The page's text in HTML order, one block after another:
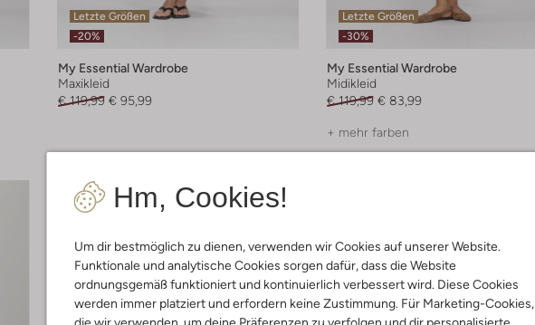
Hm, Cookies!
Um dir bestmöglich zu dienen, verwenden wir Cookies auf unserer Website.
Funktionale und analytische Cookies sorgen dafür, dass die Website
ordnungsgemäß funktioniert und kontinuierlich verbessert wird. Diese Cookies
werden immer platziert und erfordern keine Zustimmung. Für Marketing-Cookies,
die wir verwenden, um deine Präferenzen zu verfolgen und dir personalisierte
Letzte Größen
-20%
My Essential Wardrobe
Maxikleid
€ 119,99 € 95,99
Letzte Größen
-30%
My Essential Wardrobe
Midikleid
€ 119,99 € 83,99
+ mehr farben